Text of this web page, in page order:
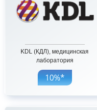
KDL (КДЛ), медицинская
лаборатория
10%*